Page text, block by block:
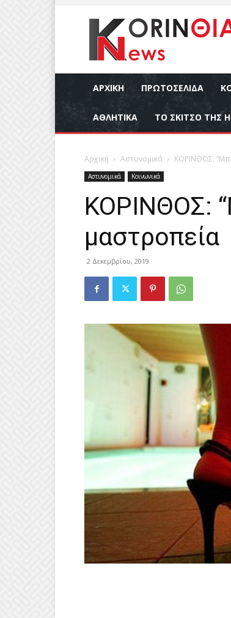
ΑΡΧΙΚΉ ΠΡΩΤΟΣΕΛΙΔΑ
ΑΘΛΗΤΙΚΆ ΤΟ ΣΚΙΤΣΟ ΤΗΣ
Αρχική Αστυνομικά ΚΟΡΙΝΘΟΣ:
Αστυνομικά Κοινωνικά
ΚΟΡΙΝΘΟΣ:
μαστροπεία
2 Δεκεμβρίου, 2019